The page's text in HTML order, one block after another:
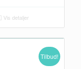
Vis detaljer
Tilbud!